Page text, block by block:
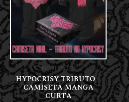
NOVIDADES
HYPOCRISY TRIBUTO –
CAMISETA MANGA
CURTA